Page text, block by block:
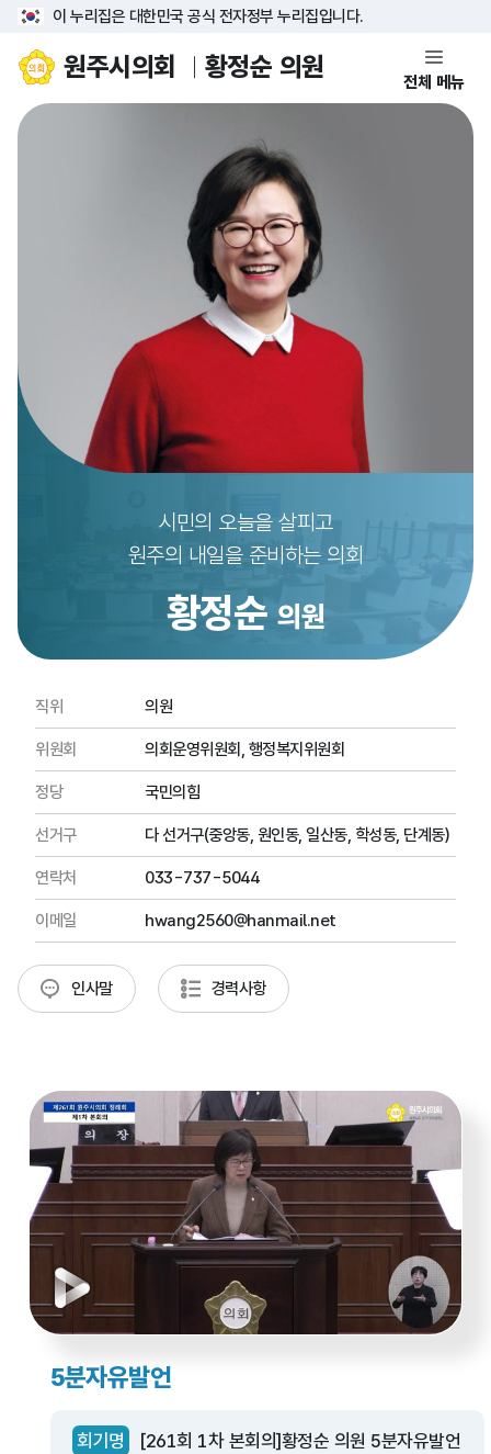
이 누리집은 대한민국 공식 전자정부 누리집입니다.
원주시의회 황정순 의원 전체 메뉴
시민의 오늘을 살피고
원주의 내일을 준비하는 의회
황정순 의원
직위 의원
위원회 의회운영위원회, 행정복지위원회
정당 국민의힘
선거구 다 선거구(중앙동, 원인동, 일산동, 학성동, 단계동)
연락처 033-737-5044
이메일 hwang2560@hanmail.net
인사말 경력사항
5분자유발언
회기명 [261회 1차 본회의]황정순 의원 5분자유발언